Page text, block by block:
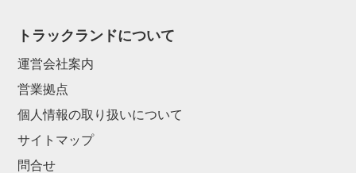
トラックランドについて
運営会社案内
営業拠点
個人情報の取り扱いについて
サイトマップ
問合せ